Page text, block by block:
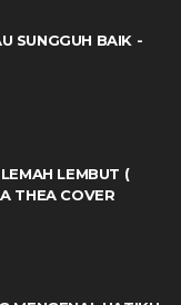
SUNGGUH BAIK -
LEMBUT (
THEA COVER